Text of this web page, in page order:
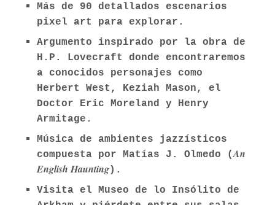
Más de 90 detallados escenarios
pixel art para explorar.
Argumento inspirado por la obra de
H.P. Lovecraft donde encontraremos
a conocidos personajes como
Herbert West, Keziah Mason, el
Doctor Eric Moreland y Henry
Armitage.
Música de ambientes jazzísticos
compuesta por Matías J. Olmedo (An
English Haunting).
Visita el Museo de lo Insólito de